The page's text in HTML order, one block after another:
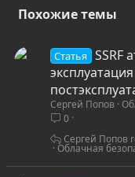
Похожие темы
Статья
SSRF
Сергей Попов
0
Облачная
Сергей Попов